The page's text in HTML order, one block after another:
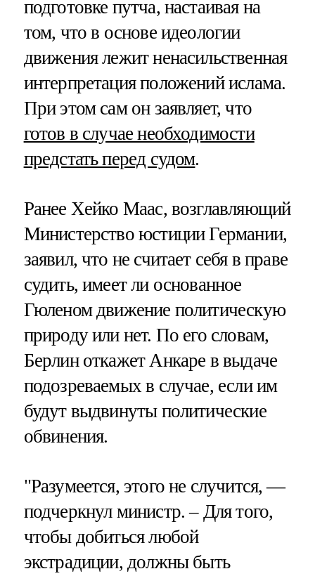
подготовке путча, настаивая на
том, что в основе идеологии
движения лежит ненасильственная
интерпретация положений ислама.
При этом сам он заявляет, что
готов в случае необходимости
предстать перед судом.
Ранее Хейко Маас, возглавляющий
Министерство юстиции Германии,
заявил, что не считает себя в праве
судить, имеет ли основанное
Гюленом движение политическую
природу или нет. По его словам,
Берлин откажет Анкаре в выдаче
подозреваемых в случае, если им
будут выдвинуты политические
обвинения.
"Разумеется, этого не случится, —
подчеркнул министр. – Для того,
чтобы добиться любой
экстрадиции, должны быть